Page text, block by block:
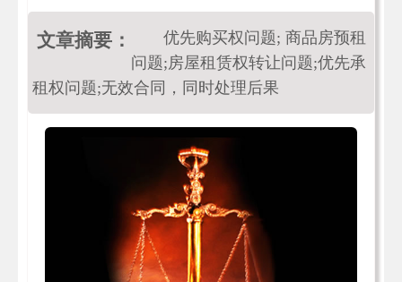
文章摘要：
优先购买权问题; 商品房预租
问题;房屋租赁权转让问题;优先承
租权问题;无效合同，同时处理后果